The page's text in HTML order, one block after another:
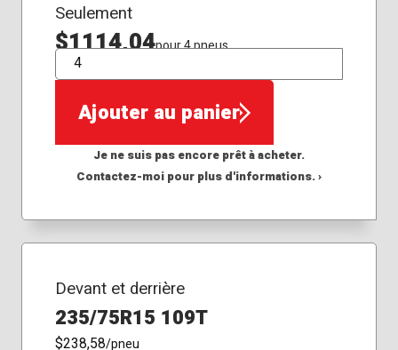
Seulement
$1114,04pour 4 pneus
QTÉ
Ajouter au panier
Je ne suis pas encore prêt à acheter.
Contactez-moi pour plus d'informations. ›
Devant et derrière
235/75R15 109T
$238,58/pneu